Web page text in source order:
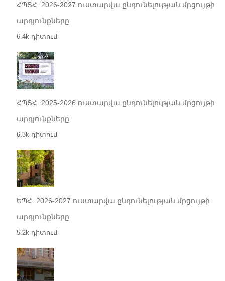
ՀՊՏՀ. 2026-2027 ուստարվա ընդունելության մրցույթի
արդյունքները
6.4k դիտում
ՀՊՏՀ. 2025-2026 ուստարվա ընդունելության մրցույթի
արդյունքները
6.3k դիտում
ԵՊՀ. 2026-2027 ուստարվա ընդունելության մրցույթի
արդյունքները
5.2k դիտում